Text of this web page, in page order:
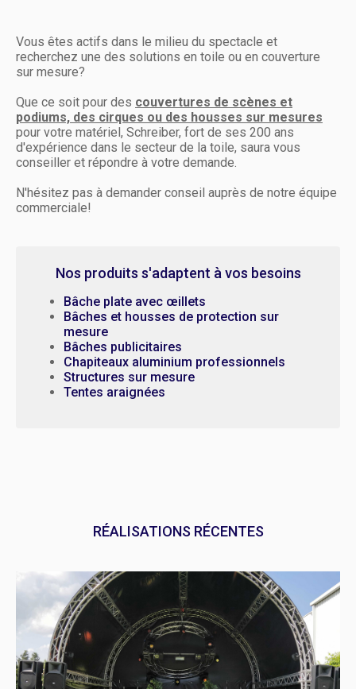
Vous êtes actifs dans le milieu du spectacle et
recherchez une des solutions en toile ou en couverture
sur mesure?
Que ce soit pour des couvertures de scènes et
podiums, des cirques ou des housses sur mesures
pour votre matériel, Schreiber, fort de ses 200 ans
d'expérience dans le secteur de la toile, saura vous
conseiller et répondre à votre demande.
N'hésitez pas à demander conseil auprès de notre équipe
commerciale!
Nos produits s'adaptent à vos besoins
Bâche plate avec œillets
Bâches et housses de protection sur
mesure
Bâches publicitaires
Chapiteaux aluminium professionnels
Structures sur mesure
Tentes araignées
RÉALISATIONS RÉCENTES